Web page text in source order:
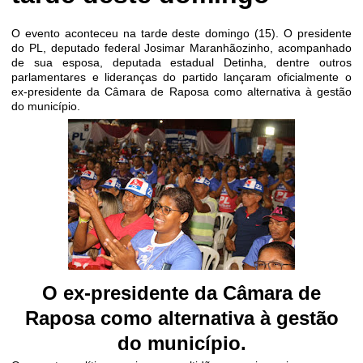
O evento aconteceu na tarde deste domingo (15). O presidente
do PL, deputado federal Josimar Maranhãozinho, acompanhado
de sua esposa, deputada estadual Detinha, dentre outros
parlamentares e lideranças do partido lançaram oficialmente o
ex-presidente da Câmara de Raposa como alternativa à gestão
do município.
O ex-presidente da Câmara de
Raposa como alternativa à gestão
do município.